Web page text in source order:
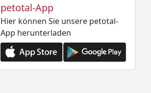
petotal-App
Hier können Sie unsere petotal-
App herunterladen